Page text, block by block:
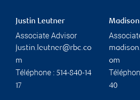
Justin Leutner
Associate Advisor
justin.leutner@rbc.co
m
Téléphone : 514-840-14
17
om
40